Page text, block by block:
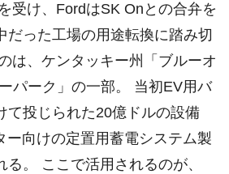
受け、FordはSK Onとの合弁を
だった工場の用途転換に踏み切
は、ケンタッキー州「ブルーオ
パーク」の一部。 当初EV用バ
て投じられた20億ドルの設備
ー向けの定置用蓄電システム製
。 ここで活用されるのが、